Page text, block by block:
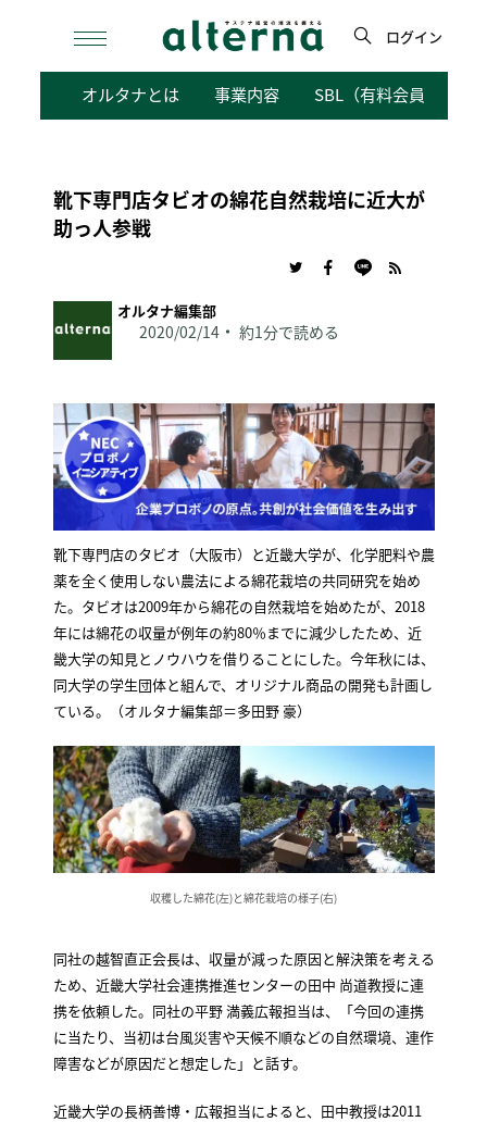
検
ログイン
オルタナとは 事業内容 SBL（有料会員向けサ
靴下専門店タビオの綿花自然栽培に近大が
助っ人参戦
オルタナ編集部
2020/02/14 約1分で読める
靴下専門店のタビオ（大阪市）と近畿大学が、化学肥料や農
薬を全く使用しない農法による綿花栽培の共同研究を始め
た。タビオは2009年から綿花の自然栽培を始めたが、2018
年には綿花の収量が例年の約80％までに減少したため、近
畿大学の知見とノウハウを借りることにした。今年秋には、
同大学の学生団体と組んで、オリジナル商品の開発も計画し
ている。（オルタナ編集部＝多田野 豪）
収穫した綿花(左)と綿花栽培の様子(右)
同社の越智直正会長は、収量が減った原因と解決策を考える
ため、近畿大学社会連携推進センターの田中 尚道教授に連
携を依頼した。同社の平野 満義広報担当は、「今回の連携
に当たり、当初は台風災害や天候不順などの自然環境、連作
障害などが原因だと想定した」と話す。
近畿大学の長柄善博・広報担当によると、田中教授は2011